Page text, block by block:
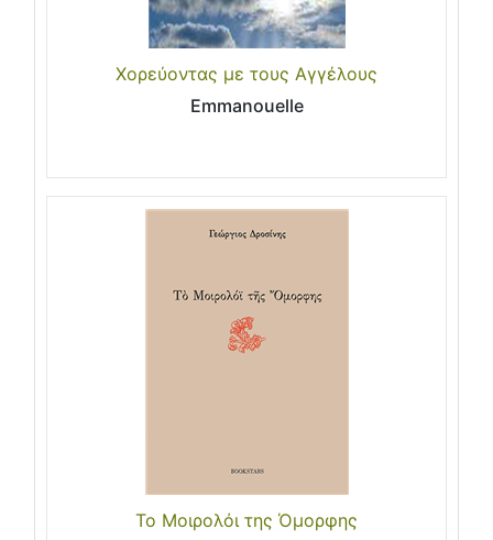
Χορεύοντας με τους Αγγέλους
Emmanouelle
Το Μοιρολόι της Όμορφης